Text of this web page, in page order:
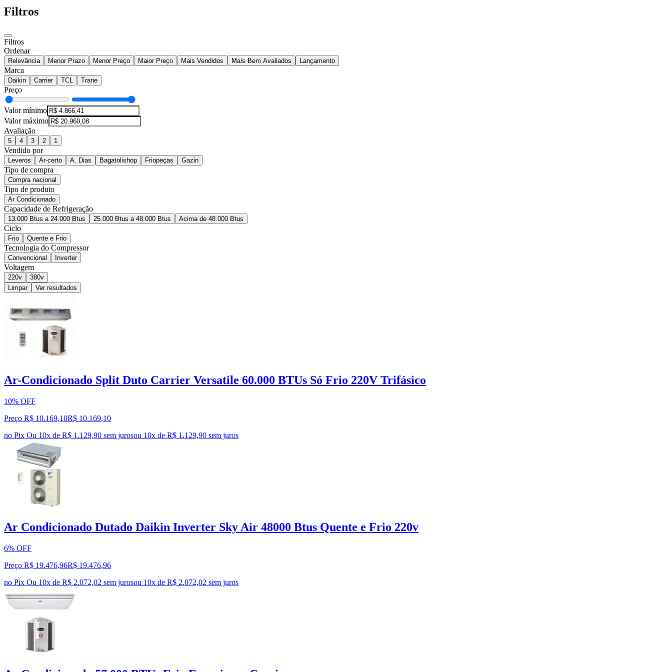
Filtros
Filtros
Ordenar
Relevância Menor Prazo Menor Preço Maior Preço Mais Vendidos Mais Bem Avaliados Lançamento
Marca
Daikin Carrier TCL Trane
Preço
Valor mínimo
Valor máximo
Avaliação
5 4 3 2 1
Vendido por
Leveros Ar-certo A. Dias Bagatolishop Friopeças Gazin
Tipo de compra
Compra nacional
Tipo de produto
Ar Condicionado
Capacidade de Refrigeração
13.000 Btus a 24.000 Btus 25.000 Btus a 48.000 Btus Acima de 48.000 Btus
Ciclo
Frio Quente e Frio
Tecnologia do Compressor
Convencional Inverter
Voltagem
220v
380v
Limpar
Ver resultados
Ar-Condicionado Split Duto Carrier Versatile 60.000 BTUs Só Frio 220V Trifásico
10% OFF
Preço R$ 10.169,10R$ 10.169,10
no Pix Ou 10x de R$ 1.129,90 sem jurosou 10x de R$ 1.129,90 sem juros
Ar Condicionado Dutado Daikin Inverter Sky Air 48000 Btus Quente e Frio 220v
6% OFF
Preço R$ 19.476,96R$ 19.476,96
no Pix Ou 10x de R$ 2.072,02 sem jurosou 10x de R$ 2.072,02 sem juros